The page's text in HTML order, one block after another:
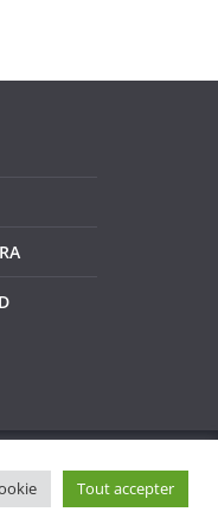
Tout accepter